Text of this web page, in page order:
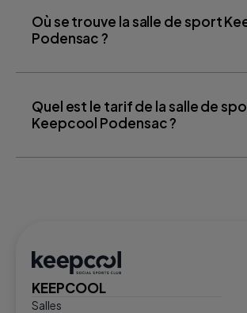
Où se trouve la salle de sport
Podensac ?
Quel est le tarif de la salle de
Keepcool Podensac ?
KEEPCOOL
Salles